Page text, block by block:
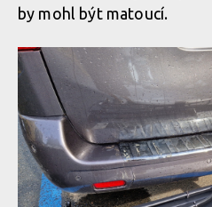
by mohl být matoucí.